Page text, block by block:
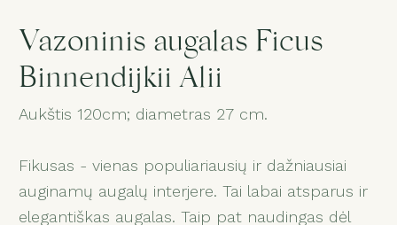
Paslaugos
Salonas
1
Vazoninis augalas Ficus
Binnendijkii Alii
Aukštis 120cm; diametras 27 cm.
Fikusas - vienas populiariausių ir dažniausiai
auginamų augalų interjere. Tai labai atsparus ir
elegantiškas augalas. Taip pat naudingas dėl